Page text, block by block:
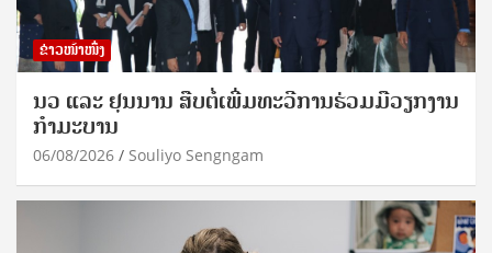
ຂ່າວໜ້າໜຶ່ງ
ນວ ແລະ ຢຸນນານ ສືບຕໍ່ເພີ່ມທະວີການຮ່ວມມືວຽກງານ
ກຳມະບານ
06/08/2026 Souliyo Sengngam